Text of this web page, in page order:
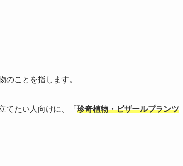
のことを指します。
てたい人向けに、「 珍奇植物・ビザールプランツ